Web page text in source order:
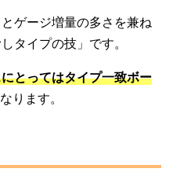
ゲージ増量の多さを兼ね
タイプの技」です。
とってはタイプ一致ボー
ります。